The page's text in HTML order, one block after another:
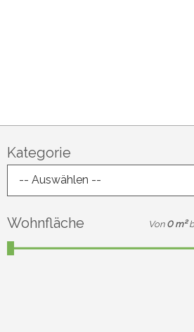
Kategorie
-- Auswählen --
Wohnfläche Von 0 m²